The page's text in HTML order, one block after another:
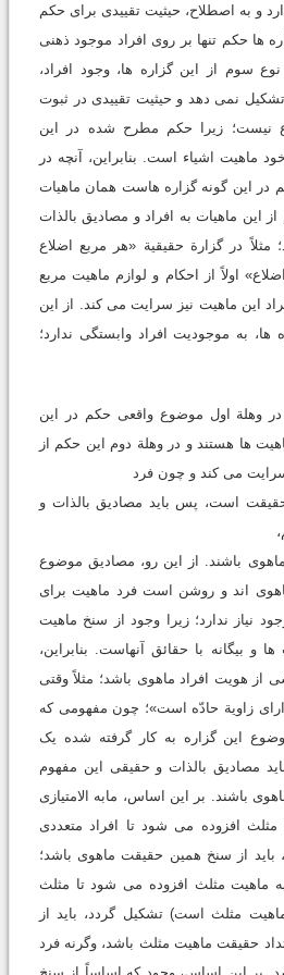
و به اصطلاح، حیثیت تقییدی برای حکم
ها حکم تنها بر روی افراد موجود ذهنی
سوم از این گزاره ها، وجود افراد،
نمی دهد و حیثیت تقییدی در ثبوت
نیست؛ زیرا حکم مطرح شده در این
ماهیت اشیاء است. بنابراین، آنچه در
در این گونه گزاره هاست همان ماهیات
این ماهیات به افراد و مصادیق بالذات
در گزارة حقیقیة «هر مربع اضلاع
اولاً از احکام و لوازم ماهیت مربع
این ماهیت نیز سرایت می کند. از این
به موجودیت افراد وابستگی ندارد؛
در وهلة اول موضوع واقعی حکم در این
ها هستند و در وهلة دوم این حکم از
سرایت می کند و چون فرد
است، پس باید مصادیق بالذات و
باشند. از این رو، مصادیق موضوع
اند و روشن است فرد ماهیت برای
نیاز ندارد؛ زیرا وجود از سنخ ماهیت
و بیگانه با حقائق آنهاست. بنابراین،
از هویت افراد ماهوی باشد؛ مثلاً وقتی
زاویة حادّه است»؛ چون مفهومی که
این گزاره به کار گرفته شده یک
مصادیق بالذات و حقیقی این مفهوم
باشند. بر این اساس، مابه الامتیازی
افزوده می شود تا افراد متعددی
باید از سنخ همین حقیقت ماهوی باشد؛
ماهیت مثلث افزوده می شود تا مثلث
مثلث است) تشکیل گردد، باید از
حقیقت ماهیت مثلث باشد، وگرنه فرد